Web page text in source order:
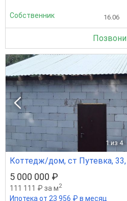
Собственник 16.06
1 из 4
Коттедж/дом, ст Путевка, 33,
5 000 000 ₽
111 111 ₽ за м2
Ипотека от 23 956 ₽ в месяц